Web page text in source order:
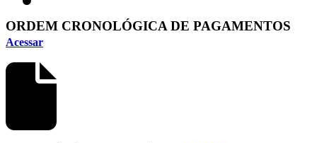
ORDEM CRONOLÓGICA DE PAGAMENTOS
Acessar